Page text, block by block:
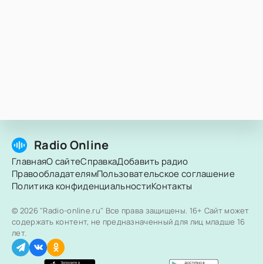
Radio Online
ГлавнаяО сайтеСправкаДобавить радио
ПравообладателямПользовательское соглашение
Политика конфиденциальностиКонтакты
© 2026 "Radio-online.ru" Все права защищены. 16+ Сайт может
содержать контент, не предназначенный для лиц младше 16
лет.